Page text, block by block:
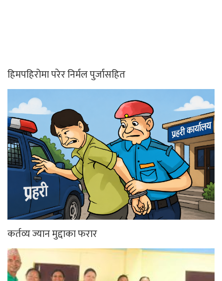
हिमपहिरोमा परेर निर्मल पुर्जासहित
कर्तव्य ज्यान मुद्दाका फरार